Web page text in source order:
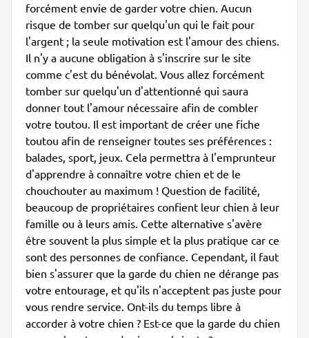
forcément envie de garder votre chien. Aucun
risque de tomber sur quelqu'un qui le fait pour
l'argent ; la seule motivation est l'amour des chiens.
Il n'y a aucune obligation à s'inscrire sur le site
comme c'est du bénévolat. Vous allez forcément
tomber sur quelqu'un d'attentionné qui saura
donner tout l'amour nécessaire afin de combler
votre toutou. Il est important de créer une fiche
toutou afin de renseigner toutes ses préférences :
balades, sport, jeux. Cela permettra à l'emprunteur
d'apprendre à connaître votre chien et de le
chouchouter au maximum ! Question de facilité,
beaucoup de propriétaires confient leur chien à leur
famille ou à leurs amis. Cette alternative s'avère
être souvent la plus simple et la plus pratique car ce
sont des personnes de confiance. Cependant, il faut
bien s'assurer que la garde du chien ne dérange pas
votre entourage, et qu'ils n'acceptent pas juste pour
vous rendre service. Ont-ils du temps libre à
accorder à votre chien ? Est-ce que la garde du chien